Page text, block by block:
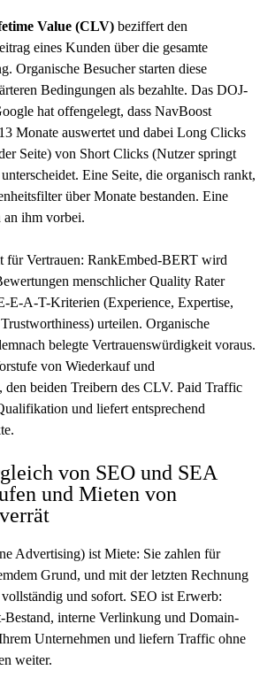
Value (CLV) beziffert den
eines Kunden über die gesamte
Organische Besucher starten diese
Bedingungen als bezahlte. Das DOJ-
hat offengelegt, dass NavBoost
Monate auswertet und dabei Long Clicks
Seite) von Short Clicks (Nutzer springt
Eine Seite, die organisch rankt,
über Monate bestanden. Eine
an ihm vorbei.
für Vertrauen: RankEmbed-BERT wird
menschlicher Quality Rater
E-A-T-Kriterien (Experience, Expertise,
urteilen. Organische
belegte Vertrauenswürdigkeit voraus.
von Wiederkauf und
den beiden Treibern des CLV. Paid Traffic
und liefert entsprechend
von SEO und SEA
und Mieten von
Advertising) ist Miete: Sie zahlen für
Grund, und mit der letzten Rechnung
und sofort. SEO ist Erwerb:
Bestand, interne Verlinkung und Domain-
Unternehmen und liefern Traffic ohne
weiter.